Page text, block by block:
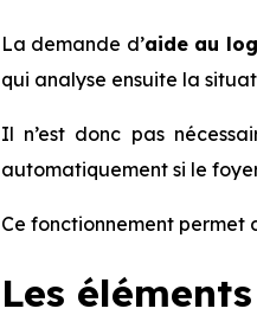
La demande d’aide au
qui analyse ensuite la
Il n’est donc pas
automatiquement si le
Ce fonctionnement permet
Les